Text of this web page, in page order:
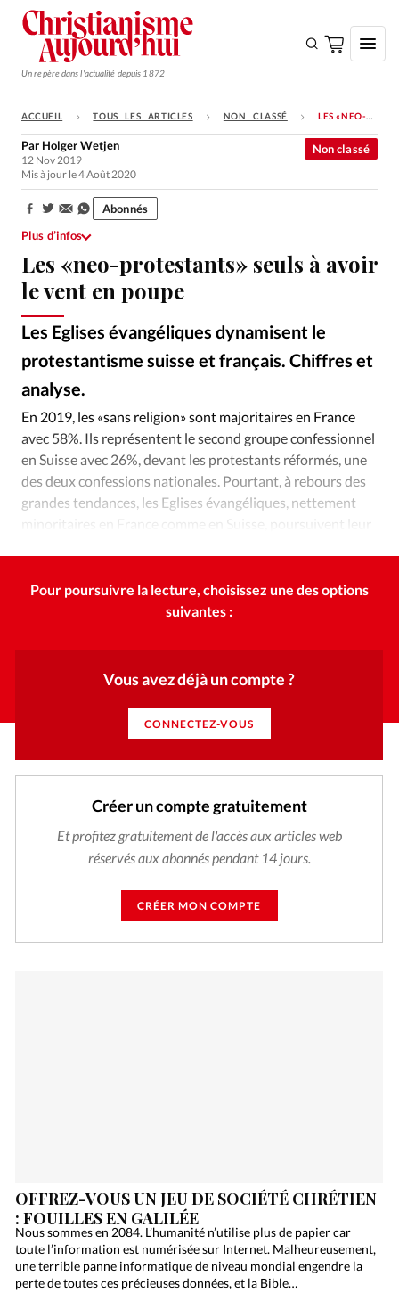
Un repère dans l'actualité depuis 1872
S'ABONNER
Monde
Opinions
Tous les articles
Faire un don
Emploi
Se connecter
Édition: Internationale
Devise:CHF
RUBRIQUES
Tous les articles
Actualité chrétienne
Actualité internationale
Chronique
Culture
Société
Tour du monde des Eglises
Trait d'Ixène
ACCUEIL TOUS LES ARTICLES NON CLASSÉ LES «NEO-PROTESTANTS» SEULS À AVOIR LE VENT EN POUPE
Les «neo-protestants» seuls à avoir
le vent en poupe
Les Eglises évangéliques dynamisent le
protestantisme suisse et français. Chiffres et
analyse.
Non classé
Par Holger Wetjen
12 Nov 2019
Mis à jour le 4 Août 2020
Partager:
Abonnés
Plus d’infos
En 2019, les «sans religion» sont majoritaires en France
avec 58%. Ils représentent le second groupe confessionnel
en Suisse avec 26%, devant les protestants réformés, une
des deux confessions nationales. Pourtant, à rebours des
grandes tendances, les Eglises évangéliques, nettement
minoritaires en France comme en Suisse, poursuivent leur
Pour poursuivre la lecture, choisissez une des options
suivantes :
Vous avez déjà un compte ?
CONNECTEZ-VOUS
Créer un compte gratuitement
Et profitez gratuitement de l'accès aux articles web
réservés aux abonnés pendant 14 jours.
CRÉER MON COMPTE
OFFREZ-VOUS UN JEU DE SOCIÉTÉ CHRÉTIEN
: FOUILLES EN GALILÉE
Nous sommes en 2084. L’humanité n’utilise plus de papier car
toute l’information est numérisée sur Internet. Malheureusement,
une terrible panne informatique de niveau mondial engendre la
perte de toutes ces précieuses données, et la Bible…